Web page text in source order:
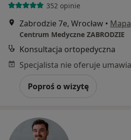
352 opinie
Zabrodzie 7e, Wrocław • Mapa
Centrum Medyczne ZABRODZIE
Konsultacja ortopedyczna
Poproś o wizytę